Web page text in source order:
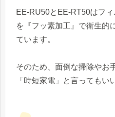
EE-RU50とEE-RT50はフ
を『フッ素加工』で衛生的
ています。
そのため、面倒な掃除やお
「時短家電」と言ってもい